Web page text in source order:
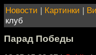
Новости | Картинки |
клуб
Парад Победы